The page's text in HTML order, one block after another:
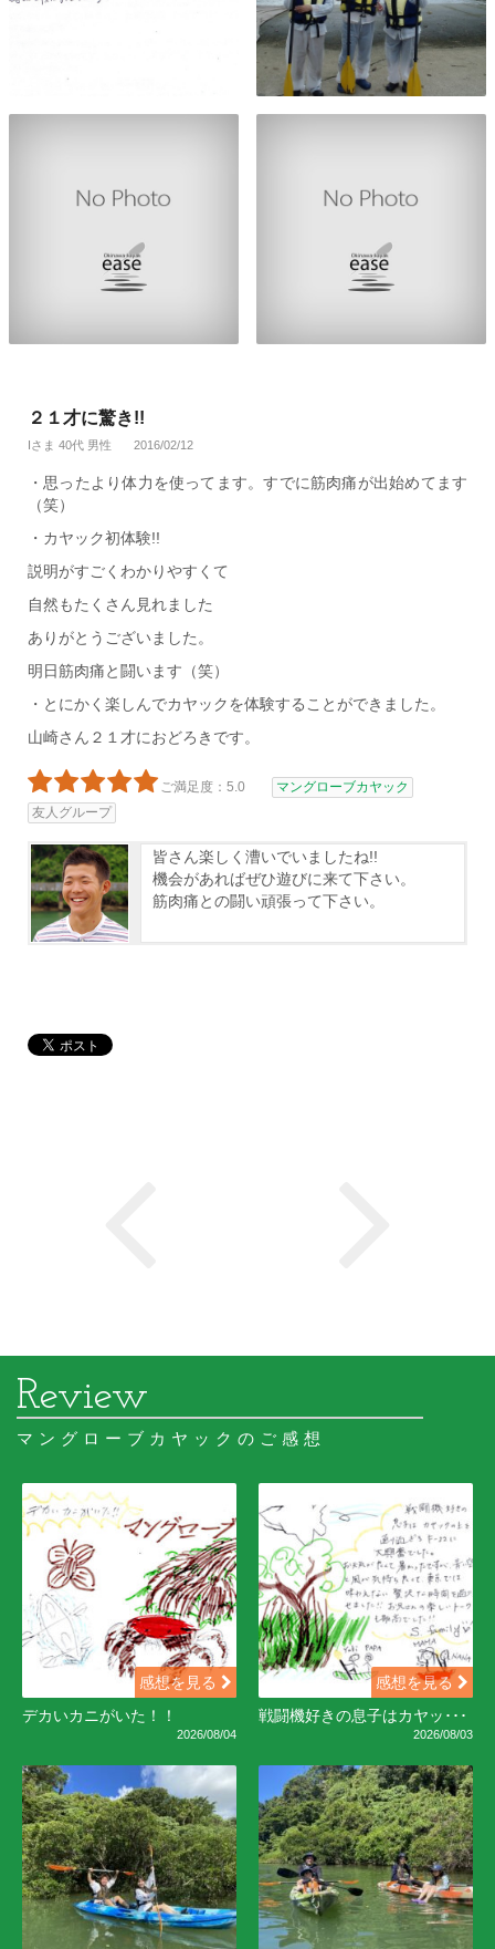
２１才に驚き!!
Iさま 40代 男性 2016/02/12
・思ったより体力を使ってます。すでに筋肉痛が出始めてます
（笑）
・カヤック初体験!!
説明がすごくわかりやすくて
自然もたくさん見れました
ありがとうございました。
明日筋肉痛と闘います（笑）
・とにかく楽しんでカヤックを体験することができました。
山崎さん２１才におどろきです。
ご満足度：5.0
マングローブカヤック
友人グループ
皆さん楽しく漕いでいましたね!!
機会があればぜひ遊びに来て下さい。
筋肉痛との闘い頑張って下さい。
マングローブカヤックのご感想
感想を見る
デカいカニがいた！！
2026/08/04
感想を見る
戦闘機好きの息子はカヤッ･･･
2026/08/03